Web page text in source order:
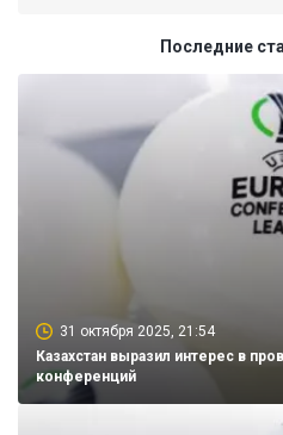
Последние
31 октября 2025, 21:54
Казахстан выразил интерес в
конференций